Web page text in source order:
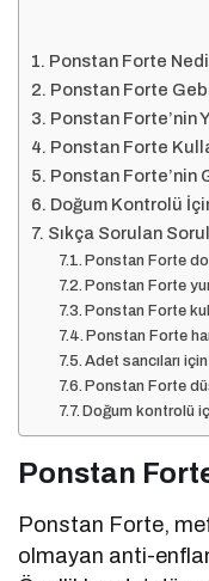
Ponstan Forte
Ponstan Forte
Ponstan Forte’nin
Ponstan Forte
Ponstan Forte’nin
Doğum Kontrolü
Sıkça Sorulan
Ponstan Forte
Ponstan Forte
Ponstan Forte
Ponstan Forte
Adet sancıları
Ponstan Forte
Doğum kontrolü
Ponstan
Ponstan Forte,
olmayan anti-